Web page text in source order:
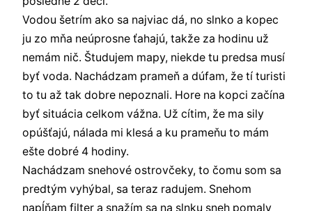
Vodou šetrím ako sa najviac dá, no slnko a kopec
ju zo mňa neúprosne ťahajú, takže za hodinu už
nemám nič. Študujem mapy, niekde tu predsa musí
byť voda. Nachádzam prameň a dúfam, že tí turisti
to tu až tak dobre nepoznali. Hore na kopci začína
byť situácia celkom vážna. Už cítim, že ma sily
opúšťajú, nálada mi klesá a ku prameňu to mám
ešte dobré 4 hodiny.
Nachádzam snehové ostrovčeky, to čomu som sa
predtým vyhýbal, sa teraz radujem. Snehom
napĺňam filter a snažím sa na slnku sneh pomaly